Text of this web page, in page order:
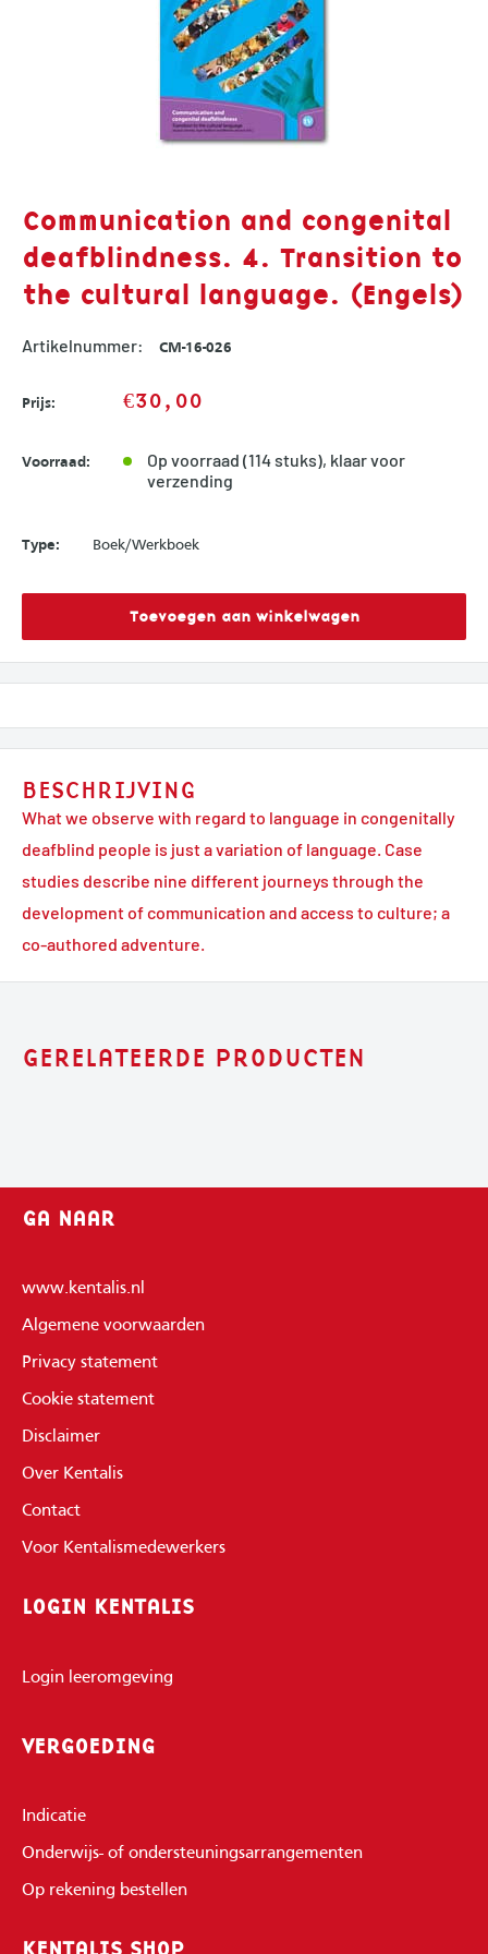
Communication and congenital
deafblindness. 4. Transition to
the cultural language. (Engels)
Artikelnummer: CM-16-026
Prijs: Sale
price
€30,00
Voorraad:
Op voorraad (114 stuks), klaar voor
verzending
Type: Boek/Werkboek
Toevoegen aan winkelwagen
BESCHRIJVING
What we observe with regard to language in congenitally
deafblind people is just a variation of language. Case
studies describe nine different journeys through the
development of communication and access to culture; a
co-authored adventure.
GERELATEERDE PRODUCTEN
GA NAAR
www.kentalis.nl
Algemene voorwaarden
Privacy statement
Cookie statement
Disclaimer
Over Kentalis
Contact
Voor Kentalismedewerkers
LOGIN KENTALIS
Login leeromgeving
VERGOEDING
Indicatie
Onderwijs- of ondersteuningsarrangementen
Op rekening bestellen